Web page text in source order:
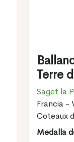
Terre
Saget la
Francia -
Coteaux
Medalla